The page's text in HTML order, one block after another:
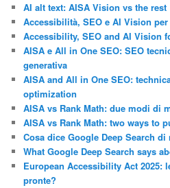
AI alt text: AISA Vision vs the rest
Accessibilità, SEO e AI Vision
Accessibility, SEO and AI Vision
AISA e All in One SEO: SEO
generativa
AISA and All in One SEO:
optimization
AISA vs Rank Math: due modi di
AISA vs Rank Math: two ways to
Cosa dice Google Deep Search di
What Google Deep Search says
European Accessibility Act 2025:
pronte?